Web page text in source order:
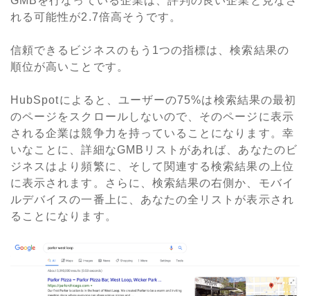
れる可能性が2.7倍高そうです。
信頼できるビジネスのもう 1つの指標は、検索結果の
順位が高いことです。
HubSpotによると、ユーザーの75%は検索結果の最初
のページをスクロールしないので、そのページに表示
される企業は競争力を持っていることになります。幸
いなことに、詳細なGMB リストがあれば、あなたのビ
ジネスはより頻繁に、そして関連する検索結果の上位
に表示されます。さらに、検索結果の右側か、モバイ
ルデバイスの一番上に、あなたの全リストが表示され
ることになります。